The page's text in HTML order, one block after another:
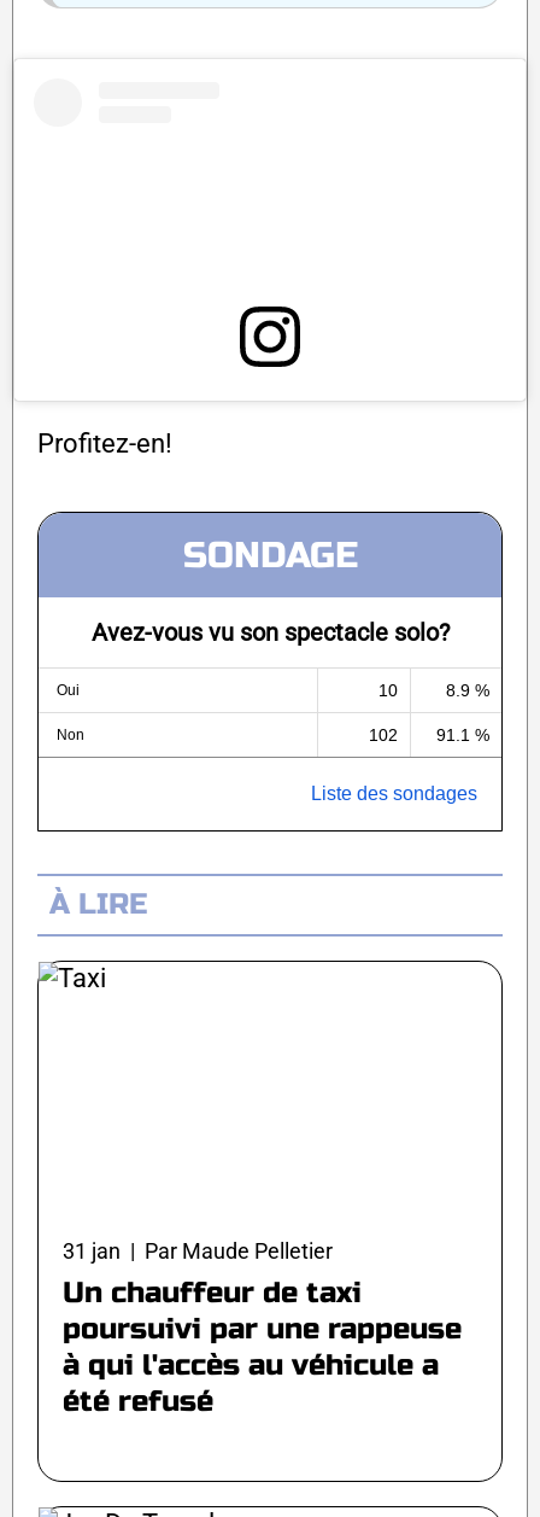
Profitez-en!
SONDAGE
Avez-vous vu son spectacle solo?
Oui 10 8.9 %
Non 102 91.1 %
Liste des sondages
À LIRE
31 jan | Par Maude Pelletier
Un chauffeur de taxi
poursuivi par une rappeuse
à qui l'accès au véhicule a
été refusé